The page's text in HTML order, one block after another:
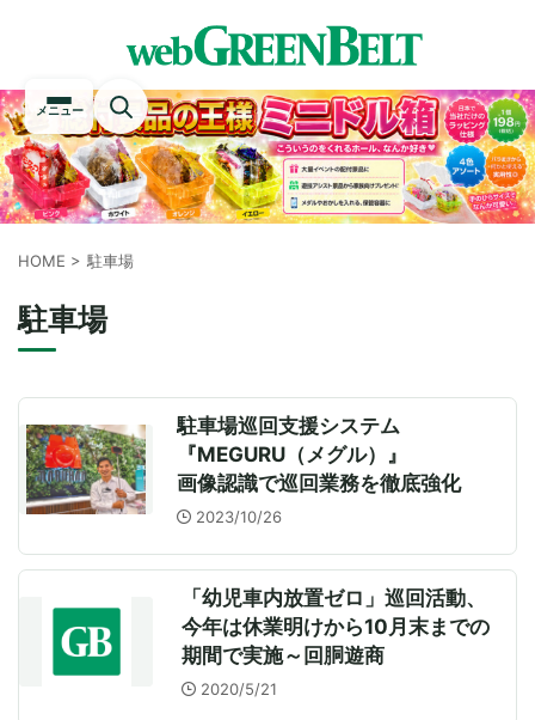
メニュー
HOME > 駐車場
駐車場
駐車場巡回支援システム
『MEGURU（メグル）』
画像認識で巡回業務を徹底強化
2023/10/26
「幼児車内放置ゼロ」巡回活動、
今年は休業明けから10月末までの
期間で実施～回胴遊商
2020/5/21